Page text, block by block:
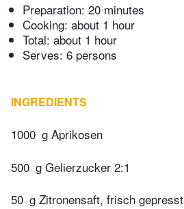
Preparation: 20 minutes
Cooking: about 1 hour
Total: about 1 hour
Serves: 6 persons
INGREDIENTS
1000 g Aprikosen
500 g Gelierzucker 2:1
50 g Zitronensaft, frisch gepresst